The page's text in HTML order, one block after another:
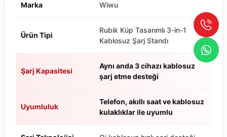
Marka Wiwu
Ürün Tipi
Rubik Küp Tasarımlı 3-in-1
Kablosuz Şarj Standı
Şarj Kapasitesi
Aynı anda 3 cihazı kablosuz
şarj etme desteği
Uyumluluk
Telefon, akıllı saat ve kablosuz
kulaklıklar ile uyumlu